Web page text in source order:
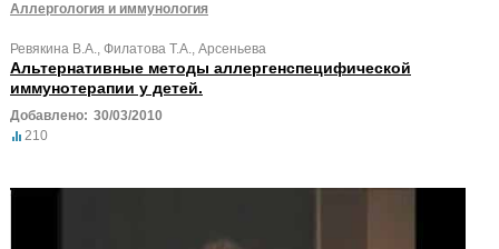
Аллергология и иммунология
Ревякина В.А., Филатова Т.А., Арсеньева
Альтернативные методы аллергенспецифической
иммунотерапии у детей.
Добавлено: 30/03/2010
210